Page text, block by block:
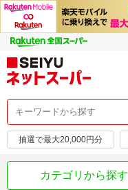
抽選で最大20,000円分
カテゴリから探す